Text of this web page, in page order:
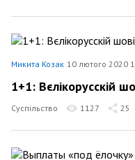
Микита Козак 10 лютого 2020
1+1: Вєлікорусскій
Суспільство 1127 25